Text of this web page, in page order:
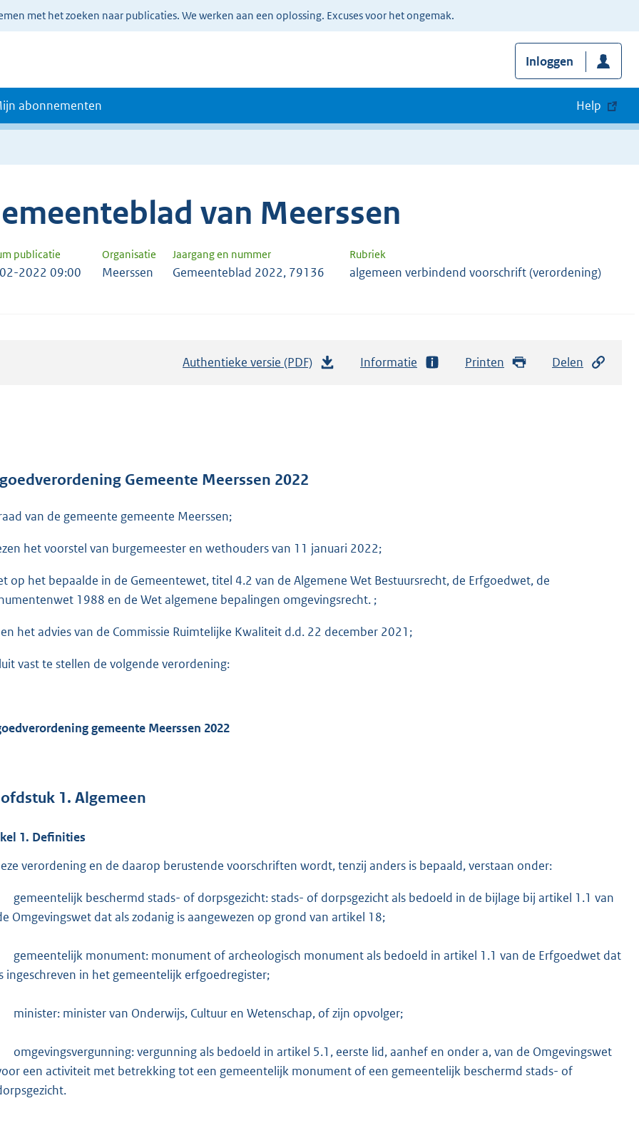
met het zoeken naar publicaties. We werken aan een oplossing. Excuses voor het ongemak.
Inloggen
abonnementen Help
van Meerssen
publicatie Organisatie Jaargang en nummer Rubriek
2022 09:00 Meerssen Gemeenteblad 2022, 79136 algemeen verbindend voorschrift (verordening)
Authentieke versie (PDF)
o
e
Informatie Printen Delen
Gemeente Meerssen 2022
van de gemeente gemeente Meerssen;
het voorstel van burgemeester en wethouders van 11 januari 2022;
op het bepaalde in de Gemeentewet, titel 4.2 van de Algemene Wet Bestuursrecht, de Erfgoedwet, de
1988 en de Wet algemene bepalingen omgevingsrecht. ;
het advies van de Commissie Ruimtelijke Kwaliteit d.d. 22 december 2021;
vast te stellen de volgende verordening:
gemeente Meerssen 2022
1. Algemeen
1. Definities
verordening en de daarop berustende voorschriften wordt, tenzij anders is bepaald, verstaan onder:
gemeentelijk beschermd stads- of dorpsgezicht: stads- of dorpsgezicht als bedoeld in de bijlage bij artikel 1.1 van
Omgevingswet dat als zodanig is aangewezen op grond van artikel 18;
gemeentelijk monument: monument of archeologisch monument als bedoeld in artikel 1.1 van de Erfgoedwet dat
ingeschreven in het gemeentelijk erfgoedregister;
minister: minister van Onderwijs, Cultuur en Wetenschap, of zijn opvolger;
omgevingsvergunning: vergunning als bedoeld in artikel 5.1, eerste lid, aanhef en onder a, van de Omgevingswet
een activiteit met betrekking tot een gemeentelijk monument of een gemeentelijk beschermd stads- of